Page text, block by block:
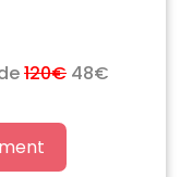
120€ 48€